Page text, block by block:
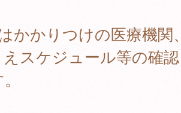
かかりつけの医療機関
スケジュール等の確